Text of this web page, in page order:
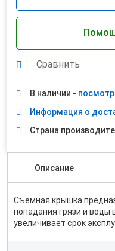
Сравнить
В наличии -
Информация о
Страна
Описание
Съемная крышка
попадания грязи и
увеличивает срок